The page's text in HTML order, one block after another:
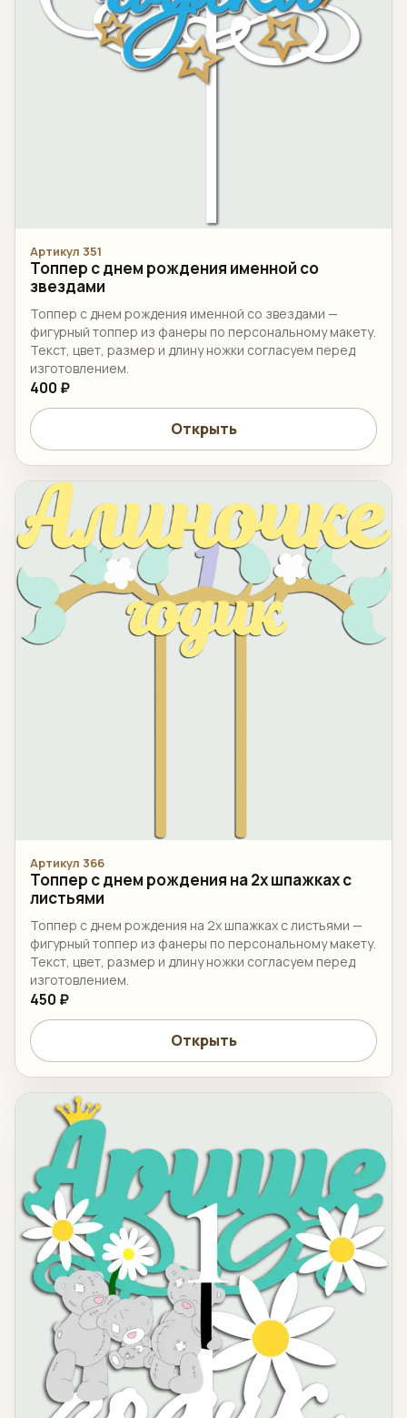
Артикул 351
Топпер c днем рождения именной со
звездами
Топпер c днем рождения именной со звездами —
фигурный топпер из фанеры по персональному макету.
Текст, цвет, размер и длину ножки согласуем перед
изготовлением.
400 ₽
Открыть
Артикул 366
Топпер c днем рождения на 2х шпажках с
листьями
Топпер c днем рождения на 2х шпажках с листьями —
фигурный топпер из фанеры по персональному макету.
Текст, цвет, размер и длину ножки согласуем перед
изготовлением.
450 ₽
Открыть